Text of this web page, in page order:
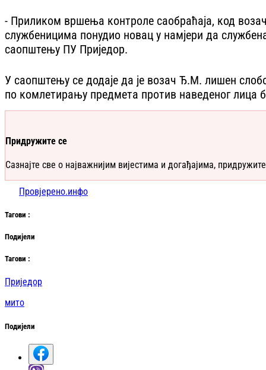
- Приликом вршења контроле саобраћаја, код
службеницима понудио новац у намјери да
саопштењу ПУ Приједор.
У саопштењу се додаје да је возач Ђ.М. лишен
по комлетирању предмета против наведеног лица
Придружите се
Сазнајте све о најважнијим вијестима и догађајима,
Провјерено.инфо
Тагови :
Подијели
Тагови :
Приједор
мито
Подијели